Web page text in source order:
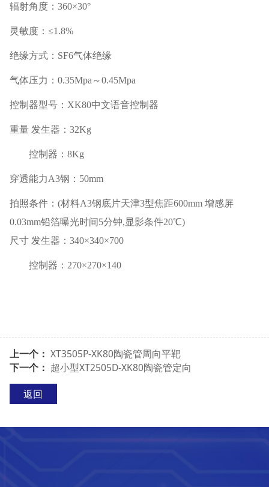
辐射角度： 360×30°
灵敏度：≤1.8%
绝缘方式： SF6气体绝缘
气体压力： 0.35Mpa ～0.45Mpa
控制器型号： XK80中文语音控制器
重量 发生器： 32Kg
控制器： 8Kg
穿透能力A3钢： 50mm
拍照条件： (材料A3钢底片天津3型焦距600mm 增感屏
0.03mm铅箔曝光时间5分钟,显影条件20℃)
尺寸 发生器： 340×340×700
控制器： 270×270×140
上一个： XT3505P-XK80陶瓷管周向平靶
下一个： 超小型XT2505D-XK80陶瓷管定向
返回